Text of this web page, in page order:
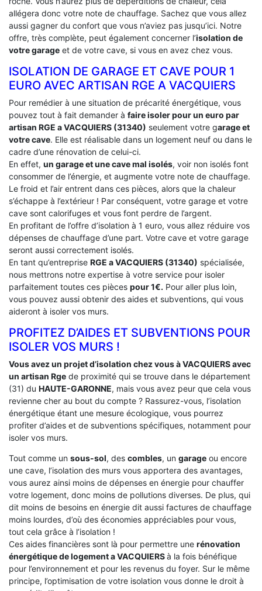
allégera donc votre note de chauffage. Sachez que vous allez
aussi gagner du confort que vous n’aviez pas jusqu’ici. Notre
offre, très complète, peut également concerner l’isolation de
votre garage et de votre cave, si vous en avez chez vous.
ISOLATION DE GARAGE ET CAVE POUR 1
EURO AVEC ARTISAN RGE A VACQUIERS
Pour remédier à une situation de précarité énergétique, vous
pouvez tout à fait demander à faire isoler pour un euro par
artisan RGE a VACQUIERS (31340) seulement votre garage et
votre cave. Elle est réalisable dans un logement neuf ou dans le
cadre d’une rénovation de celui-ci.
En effet, un garage et une cave mal isolés, voir non isolés font
consommer de l’énergie, et augmente votre note de chauffage.
Le froid et l’air entrent dans ces pièces, alors que la chaleur
s’échappe à l’extérieur ! Par conséquent, votre garage et votre
cave sont calorifuges et vous font perdre de l’argent.
En profitant de l’offre d’isolation à 1 euro, vous allez réduire vos
dépenses de chauffage d’une part. Votre cave et votre garage
seront aussi correctement isolés.
En tant qu’entreprise RGE a VACQUIERS (31340) spécialisée,
nous mettrons notre expertise à votre service pour isoler
parfaitement toutes ces pièces pour 1€. Pour aller plus loin,
vous pouvez aussi obtenir des aides et subventions, qui vous
aideront à isoler vos murs.
PROFITEZ D’AIDES ET SUBVENTIONS POUR
ISOLER VOS MURS !
Vous avez un projet d’isolation chez vous à VACQUIERS avec
un artisan Rge de proximité qui se trouve dans le département
(31) du HAUTE-GARONNE, mais vous avez peur que cela vous
revienne cher au bout du compte ? Rassurez-vous, l’isolation
énergétique étant une mesure écologique, vous pourrez
profiter d’aides et de subventions spécifiques, notamment pour
isoler vos murs.
Tout comme un sous-sol, des combles, un garage ou encore
une cave, l’isolation des murs vous apportera des avantages,
vous aurez ainsi moins de dépenses en énergie pour chauffer
votre logement, donc moins de pollutions diverses. De plus, qui
dit moins de besoins en énergie dit aussi factures de chauffage
moins lourdes, d’où des économies appréciables pour vous,
tout cela grâce à l’isolation !
Ces aides financières sont là pour permettre une rénovation
énergétique de logement aVACQUIERSà la fois bénéfique
pour l’environnement et pour les revenus du foyer. Sur le même
principe, l’optimisation de votre isolation vous donne le droit à